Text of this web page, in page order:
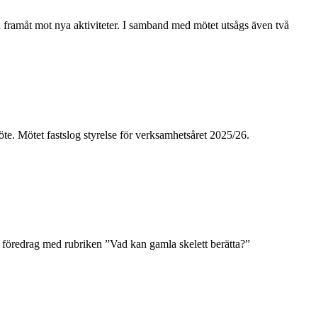
mot nya aktiviteter. I samband med mötet utsågs även två
Mötet fastslog styrelse för verksamhetsåret 2025/26.
med rubriken ”Vad kan gamla skelett berätta?”